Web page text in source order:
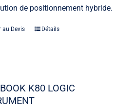
de positionnement hybride.
au Devis Détails
K80 LOGIC